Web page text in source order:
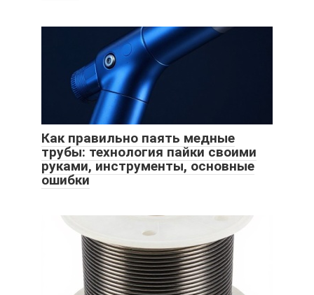
Как правильно паять медные
трубы: технология пайки своими
руками, инструменты, основные
ошибки